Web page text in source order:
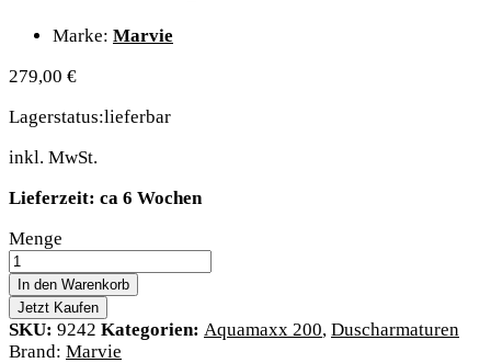
Marke: Marvie
279,00 €
Lagerstatus:lieferbar
inkl. MwSt.
Lieferzeit: ca 6 Wochen
Aquamaxx
200
Kopfbrause
rund
für
separate
Menge
In den Warenkorb
Jetzt Kaufen
SKU: 9242 Kategorien: Aquamaxx 200, Duscharmaturen
Brand: Marvie